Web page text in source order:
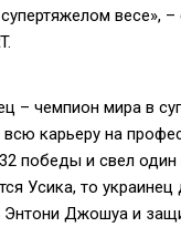
весе»,
– чемпион мира в
всю карьеру на
победы и свел
Усика, то
Энтони Джошуа и